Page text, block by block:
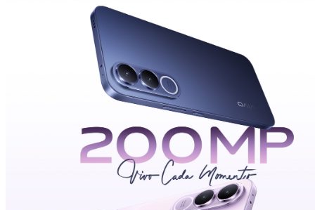
Colombia | Seleccione país/región